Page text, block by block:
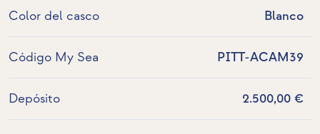
Color del casco Blanco
Código My Sea PITT-ACAM39
Depósito 2.500,00 €